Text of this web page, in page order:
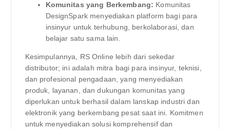
Komunitas yang Berkembang: Komunitas
DesignSpark menyediakan platform bagi para
insinyur untuk terhubung, berkolaborasi, dan
belajar satu sama lain.
Kesimpulannya, RS Online lebih dari sekedar
distributor; ini adalah mitra bagi para insinyur, teknisi,
dan profesional pengadaan, yang menyediakan
produk, layanan, dan dukungan komunitas yang
diperlukan untuk berhasil dalam lanskap industri dan
elektronik yang berkembang pesat saat ini. Komitmen
untuk menyediakan solusi komprehensif dan